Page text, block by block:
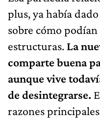
plus, ya había
sobre cómo
estructuras. La
comparte buena
aunque vive
de desintegrarse.
razones